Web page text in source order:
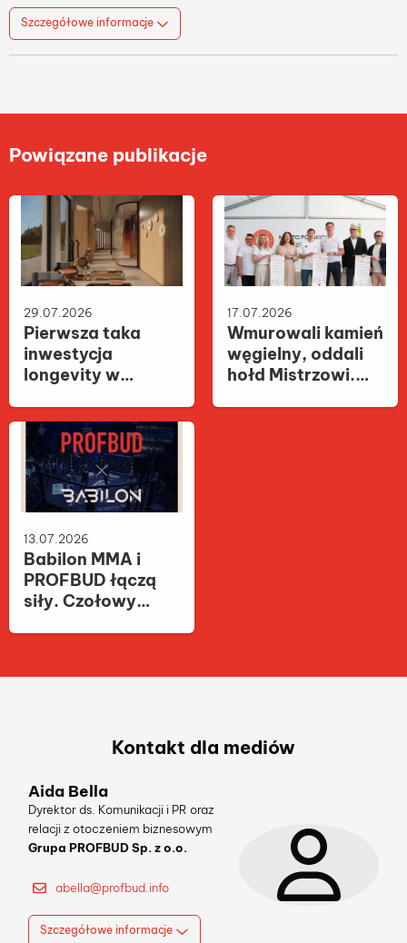
Szczegółowe informacje
Powiązane publikacje
29.07.2026
Pierwsza taka
inwestycja
longevity w
wprowadza
technologię
opartą na
badaniach
nagrodzonych
17.07.2026
Wmurowali kamień
węgielny, oddali
hołd Mistrzowi.
13.07.2026
Babilon MMA i
PROFBUD łączą
siły. Czołowy
Kontakt dla mediów
Aida Bella
Dyrektor ds. Komunikacji i PR oraz
relacji z otoczeniem biznesowym
Grupa PROFBUD Sp. z o.o.
abella@profbud.info
Szczegółowe informacje